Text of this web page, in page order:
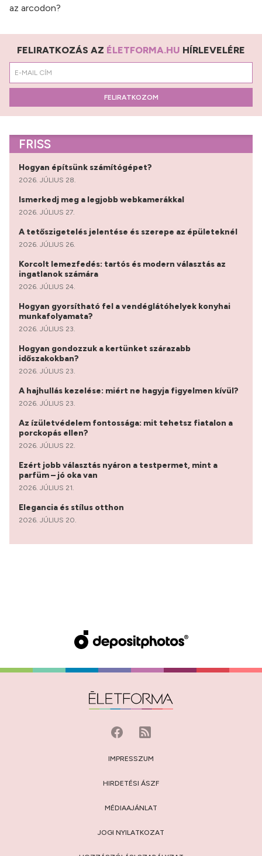
az arcodon?
FELIRATKOZÁS AZ ÉLETFORMA.HU HÍRLEVELÉRE
FELIRATKOZOM
FRISS
Hogyan építsünk számítógépet?
2026. JÚLIUS 28.
Ismerkedj meg a legjobb webkamerákkal
2026. JÚLIUS 27.
A tetőszigetelés jelentése és szerepe az épületeknél
2026. JÚLIUS 26.
Korcolt lemezfedés: tartós és modern választás az
ingatlanok számára
2026. JÚLIUS 24.
Hogyan gyorsítható fel a vendéglátóhelyek konyhai
munkafolyamata?
2026. JÚLIUS 23.
Hogyan gondozzuk a kertünket szárazabb
időszakokban?
2026. JÚLIUS 23.
A hajhullás kezelése: miért ne hagyja figyelmen kívül?
2026. JÚLIUS 23.
Az ízületvédelem fontossága: mit tehetsz fiatalon a
porckopás ellen?
2026. JÚLIUS 22.
Ezért jobb választás nyáron a testpermet, mint a
parfüm – jó oka van
2026. JÚLIUS 21.
Elegancia és stílus otthon
2026. JÚLIUS 20.
IMPRESSZUM
HIRDETÉSI ÁSZF
MÉDIAAJÁNLAT
JOGI NYILATKOZAT